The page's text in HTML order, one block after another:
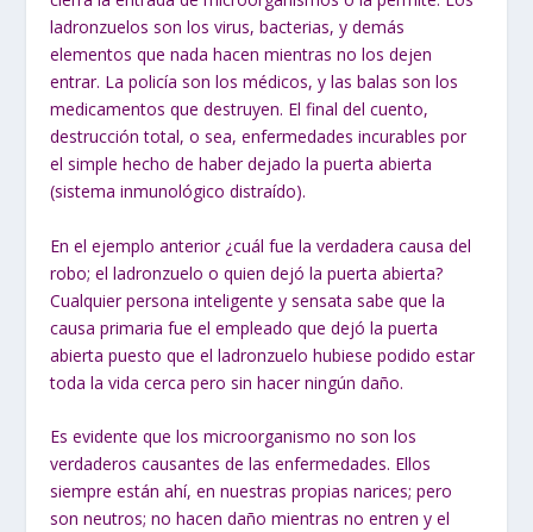
ladronzuelos son los virus, bacterias, y demás
elementos que nada hacen mientras no los dejen
entrar. La policía son los médicos, y las balas son los
medicamentos que destruyen. El final del cuento,
destrucción total, o sea, enfermedades incurables por
el simple hecho de haber dejado la puerta abierta
(sistema inmunológico distraído).
En el ejemplo anterior ¿cuál fue la verdadera causa del
robo; el ladronzuelo o quien dejó la puerta abierta?
Cualquier persona inteligente y sensata sabe que la
causa primaria fue el empleado que dejó la puerta
abierta puesto que el ladronzuelo hubiese podido estar
toda la vida cerca pero sin hacer ningún daño.
Es evidente que los microorganismo no son los
verdaderos causantes de las enfermedades. Ellos
siempre están ahí, en nuestras propias narices; pero
son neutros; no hacen daño mientras no entren y el